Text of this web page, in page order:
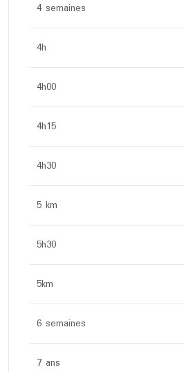
4 semaines
4h
4h00
4h15
4h30
5 km
5h30
5km
6 semaines
7 ans